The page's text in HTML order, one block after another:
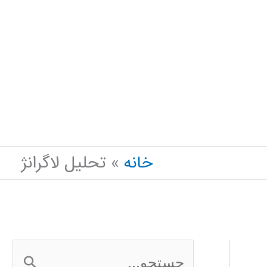
خانه
تحلیل لاگرانژ